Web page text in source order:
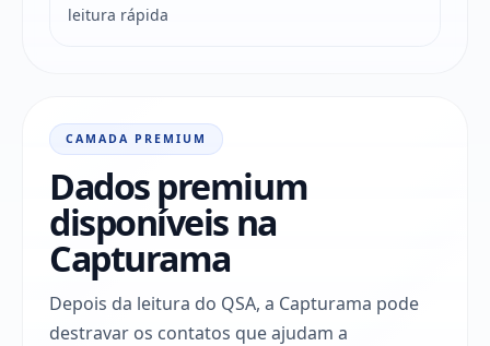
leitura rápida
CAMADA PREMIUM
Dados premium
disponíveis na
Capturama
Depois da leitura do QSA, a Capturama pode
destravar os contatos que ajudam a